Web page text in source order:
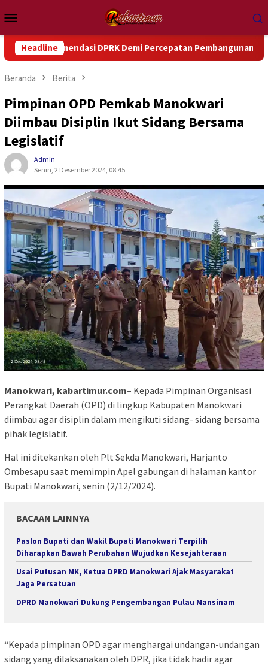
ke
kontenMobile
HeadlineDPRK Demi Percepatan Pembangunan Daerah
Beranda Berita
Pimpinan OPD Pemkab Manokwari
Diimbau Disiplin Ikut Sidang Bersama
Legislatif
Admin
Senin, 2 Desember 2024, 08:45
Manokwari, kabartimur.com– Kepada Pimpinan Organisasi
Perangkat Daerah (OPD) di lingkup Kabupaten Manokwari
diimbau agar disiplin dalam mengikuti sidang- sidang bersama
pihak legislatif.
Hal ini ditekankan oleh Plt Sekda Manokwari, Harjanto
Ombesapu saat memimpin Apel gabungan di halaman kantor
Bupati Manokwari, senin (2/12/2024).
BACAAN LAINNYA
Paslon Bupati dan Wakil Bupati Manokwari Terpilih
Diharapkan Bawah Perubahan Wujudkan Kesejahteraan
Usai Putusan MK, Ketua DPRD Manokwari Ajak Masyarakat
Jaga Persatuan
DPRD Manokwari Dukung Pengembangan Pulau Mansinam
“Kepada pimpinan OPD agar menghargai undangan-undangan
sidang yang dilaksanakan oleh DPR, jika tidak hadir agar